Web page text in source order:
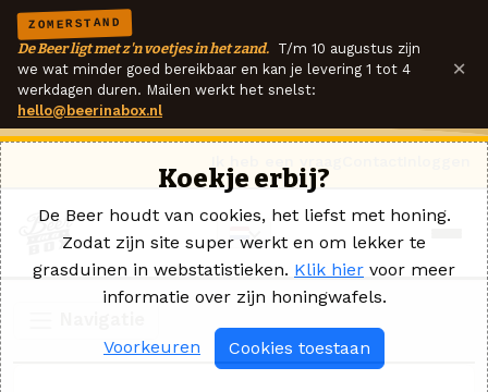
ZOMERSTAND
De Beer ligt met z'n voetjes in het zand. T/m 10 augustus zijn
we wat minder goed bereikbaar en kan je levering 1 tot 4
werkdagen duren. Mailen werkt het snelst:
hello@beerinabox.nl
×
Koekje erbij?
De Beer houdt van cookies, het liefst met honing.
Zodat zijn site super werkt en om lekker te
grasduinen in webstatistieken. Klik hier voor meer
informatie over zijn honingwafels.
Voorkeuren Cookies toestaan